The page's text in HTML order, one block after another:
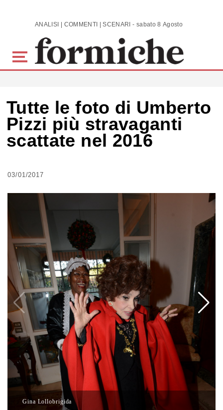
Skip to main content ANALISI | COMMENTI | SCENARI - sabato 8 Agosto 2026
Tutte le foto di Umberto
Pizzi più stravaganti
scattate nel 2016
03/01/2017
Gina Lollobrigida